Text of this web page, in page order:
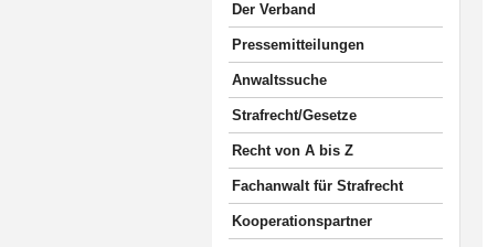
Der Verband
Pressemitteilungen
Anwaltssuche
Strafrecht/Gesetze
Recht von A bis Z
Fachanwalt für Strafrecht
Kooperationspartner